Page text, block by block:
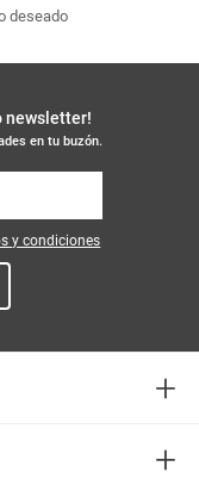
deseado
newsletter!
en tu buzón.
y condiciones
+
+